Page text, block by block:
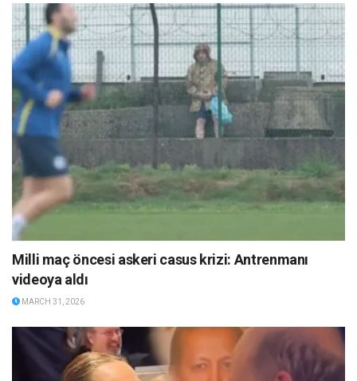
Milli maç öncesi askeri casus krizi: Antrenmanı
videoya aldı
MARCH 31, 2026